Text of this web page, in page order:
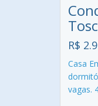
R$
Casa
vagas.